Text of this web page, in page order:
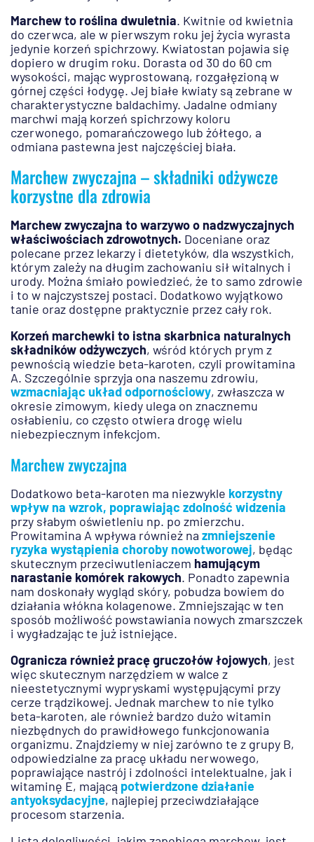
Marchew to roślina dwuletnia. Kwitnie od kwietnia
do czerwca, ale w pierwszym roku jej życia wyrasta
jedynie korzeń spichrzowy. Kwiatostan pojawia się
dopiero w drugim roku. Dorasta od 30 do 60 cm
wysokości, mając wyprostowaną, rozgałęzioną w
górnej części łodygę. Jej białe kwiaty są zebrane w
charakterystyczne baldachimy. Jadalne odmiany
marchwi mają korzeń spichrzowy koloru
czerwonego, pomarańczowego lub żółtego, a
odmiana pastewna jest najczęściej biała.
Marchew zwyczajna – składniki odżywcze
korzystne dla zdrowia
Marchew zwyczajna to warzywo o nadzwyczajnych
właściwościach zdrowotnych. Doceniane oraz
polecane przez lekarzy i dietetyków, dla wszystkich,
którym zależy na długim zachowaniu sił witalnych i
urody. Można śmiało powiedzieć, że to samo zdrowie
i to w najczystszej postaci. Dodatkowo wyjątkowo
tanie oraz dostępne praktycznie przez cały rok.
Korzeń marchewki to istna skarbnica naturalnych
składników odżywczych, wśród których prym z
pewnością wiedzie beta-karoten, czyli prowitamina
A. Szczególnie sprzyja ona naszemu zdrowiu,
wzmacniając układ odpornościowy, zwłaszcza w
okresie zimowym, kiedy ulega on znacznemu
osłabieniu, co często otwiera drogę wielu
niebezpiecznym infekcjom.
Marchew zwyczajna
Dodatkowo beta-karoten ma niezwykle korzystny
wpływ na wzrok, poprawiając zdolność widzenia
przy słabym oświetleniu np. po zmierzchu.
Prowitamina A wpływa również na zmniejszenie
ryzyka wystąpienia choroby nowotworowej, będąc
skutecznym przeciwutleniaczem hamującym
narastanie komórek rakowych. Ponadto zapewnia
nam doskonały wygląd skóry, pobudza bowiem do
działania włókna kolagenowe. Zmniejszając w ten
sposób możliwość powstawiania nowych zmarszczek
i wygładzając te już istniejące.
Ogranicza również pracę gruczołów łojowych, jest
więc skutecznym narzędziem w walce z
nieestetycznymi wypryskami występującymi przy
cerze trądzikowej. Jednak marchew to nie tylko
beta-karoten, ale również bardzo dużo witamin
niezbędnych do prawidłowego funkcjonowania
organizmu. Znajdziemy w niej zarówno te z grupy B,
odpowiedzialne za pracę układu nerwowego,
poprawiające nastrój i zdolności intelektualne, jak i
witaminę E, mającą potwierdzone działanie
antyoksydacyjne, najlepiej przeciwdziałające
procesom starzenia.